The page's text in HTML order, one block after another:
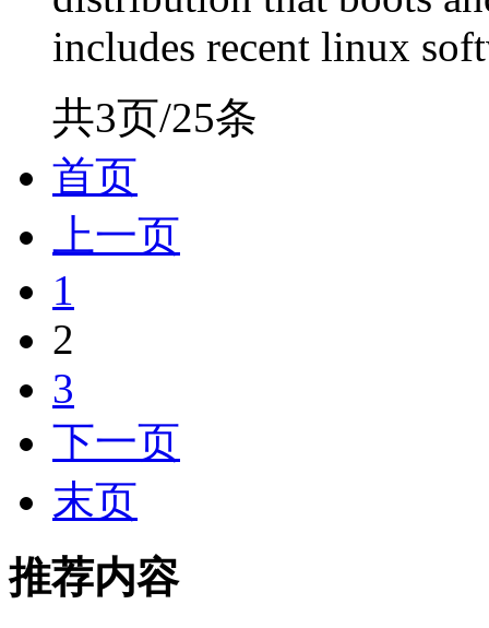
includes recent linux
共3页/25条
首页
上一页
1
2
3
下一页
末页
推荐内容